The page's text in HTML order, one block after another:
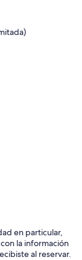
en particular,
la información
al reservar.